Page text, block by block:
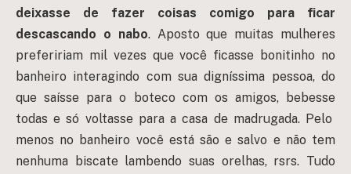
deixasse de fazer coisas comigo para ficar
descascando o nabo. Aposto que muitas mulheres
prefeririam mil vezes que você ficasse bonitinho no
banheiro interagindo com sua digníssima pessoa, do
que saísse para o boteco com os amigos, bebesse
todas e só voltasse para a casa de madrugada. Pelo
menos no banheiro você está são e salvo e não tem
nenhuma biscate lambendo suas orelhas, rsrs. Tudo